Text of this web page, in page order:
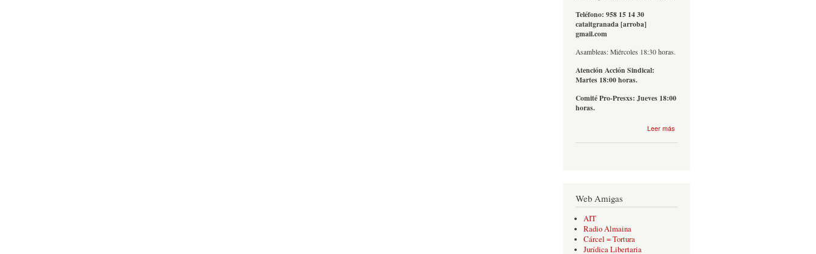
Teléfono: 958 15 14 30
cataitgranada [arroba]
gmail.com
Asambleas: Miércoles 18:30 horas.
Atención Acción Sindical:
Martes 18:00 horas.
Comité Pro-Presxs: Jueves 18:00
horas.
Leer más
Web Amigas
AIT
Radio Almaina
Cárcel = Tortura
Jurídica Libertaria